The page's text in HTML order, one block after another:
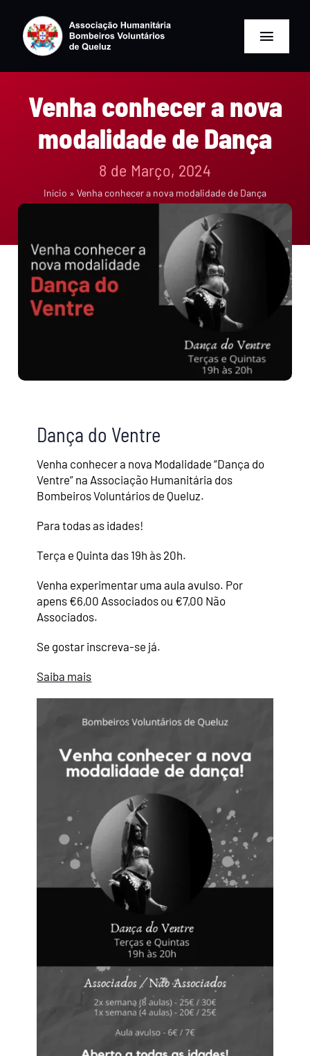
content
Toggle
Serviços
Formação
Desporto
Notícias
Venha conhecer a nova
modalidade de Dança
8 de Março, 2024
Início » Venha conhecer a nova modalidade de Dança
Dança do Ventre
Venha conhecer a nova Modalidade “Dança do
Ventre” na Associação Humanitária dos
Bombeiros Voluntários de Queluz.
Para todas as idades!
Terça e Quinta das 19h às 20h.
Venha experimentar uma aula avulso. Por
apens €6,00 Associados ou €7,00 Não
Associados.
Se gostar inscreva-se já.
Saiba mais